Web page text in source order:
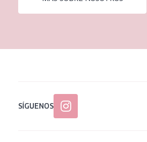
Todas las edades
SÍGUENOS